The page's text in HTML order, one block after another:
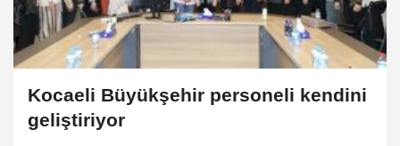
Kocaeli Büyükşehir personeli kendini
geliştiriyor